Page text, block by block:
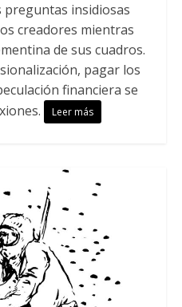
preguntas insidiosas
creadores mientras
de sus cuadros.
pagar los
financiera se
Leer más